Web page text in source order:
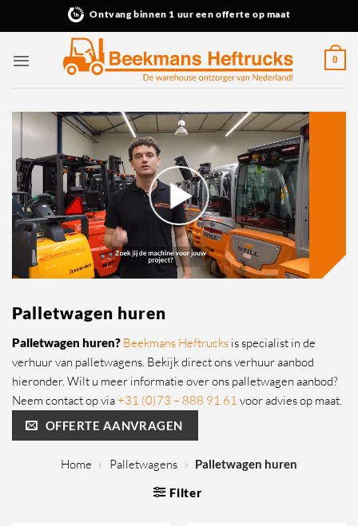
Ontvang binnen 1 uur een offerte op maat
0
Palletwagen huren
Palletwagen huren? Beekmans Heftrucks is specialist in de
verhuur van palletwagens. Bekijk direct ons verhuur aanbod
hieronder. Wilt u meer informatie over ons palletwagen aanbod?
Neem contact op via+31 (0)73 – 888 91 61 voor advies op maat.
OFFERTE AANVRAGEN
Home » Palletwagens » Palletwagen huren
Filter